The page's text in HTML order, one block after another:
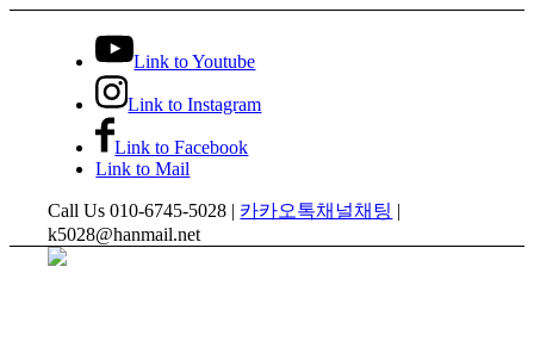
Link to Youtube
Link to Instagram
Link to Facebook
Link to Mail
Call Us 010-6745-5028 | 카카오톡채널채팅 |
k5028@hanmail.net